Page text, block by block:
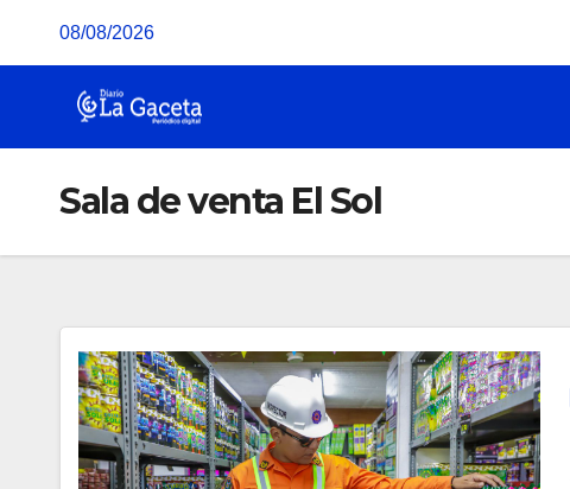
08/08/2026
Sala de venta El Sol